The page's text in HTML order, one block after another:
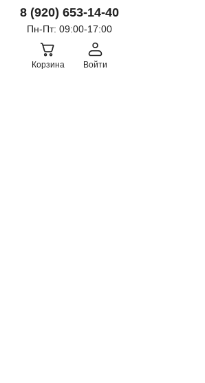
8 (920) 653-14-40
Пн-Пт: 09:00-17:00
Корзина Войти